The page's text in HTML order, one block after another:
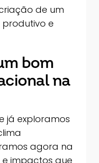
de um
e
bom
na
já exploramos
agora na
impactos que